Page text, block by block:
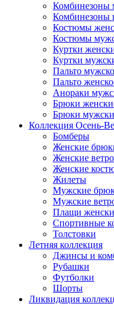
Комбинезоны
Комбинезоны
Костюмы
Костюмы
Куртки
Куртки
Пальто
Пальто
Анораки
Брюки
Брюки
Коллекция Осень-
Бомберы
Женские
Женские
Женские
Жилеты
Мужские
Мужские
Плащи
Спортивные
Толстовки
Летняя коллекция
Джинсы и
Рубашки
Футболки
Шорты
Ликвидация